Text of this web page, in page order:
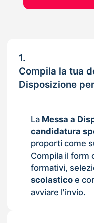
1.
Compila la tua
Disposizione
La Messa a
candidatura
proporti come
Compila il form
formativi,
scolasticoe
avviare l'invio.